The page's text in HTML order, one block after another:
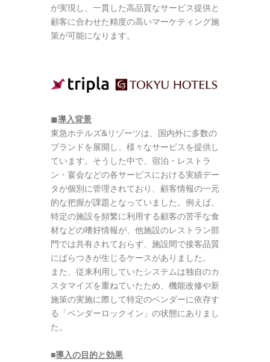
が実現し、一貫した高品質なサービス提供と
顧客に合わせた精度の高いマーケティング施
策が可能になります。
◼︎導入背景
東急ホテルズ&リゾーツは、国内外に多数の
ブランドを展開し、様々なサービスを提供し
ています。そうした中で、宿泊・レストラ
ン・宴会などの各サービスにおける実績デー
タが個別に管理されており、顧客情報の一元
的な把握が課題となっていました。例えば、
特定の施設を頻繁に利用する顧客の苦手な食
材などの嗜好情報が、他施設のレストラン部
門では共有されておらず、施設間で接客品質
にばらつきが生じるケースがありました。
また、従来利用していたシステムは独自のカ
スタマイズを重ねていたため、機能改修や新
施策の実施に際して特定のベンダーに依存す
る「ベンダーロックイン」の状態にありまし
た。
■導入の目的と効果